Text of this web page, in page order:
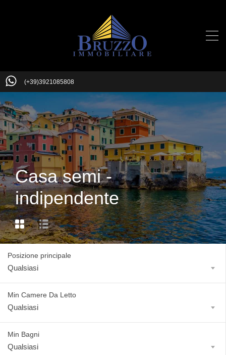
(+39)3921085808
Casa semi -
indipendente
Posizione principale
Qualsiasi
Min Camere Da Letto
Qualsiasi
Min Bagni
Qualsiasi